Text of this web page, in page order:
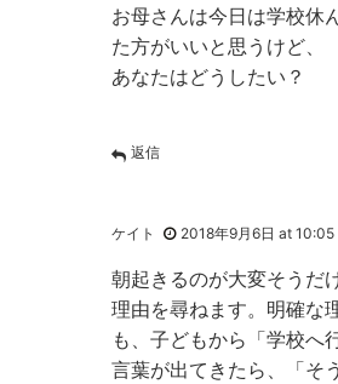
お母さんは今日は学校休
た方がいいと思うけど、
あなたはどうしたい？
返信
ケイト 2018年9月6日 at 10:05
朝起きるのが大変そうだ
理由を尋ねます。明確な
も、子どもから「学校へ
言葉が出てきたら、「そ